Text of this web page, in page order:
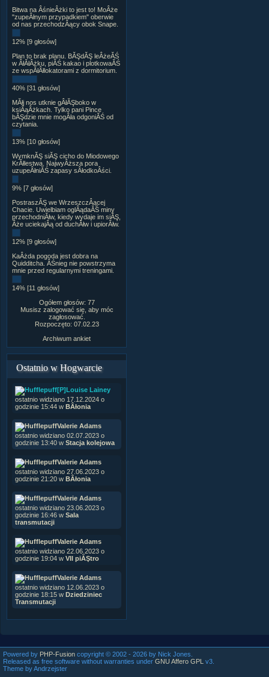
Bitwa na ÂśnieÂżki to jest to! MoÂże
"zupeÂłnym przypadkiem" oberwie
od nas przechodzÂący obok Snape.
12% [9 głosów]
Plan to brak planu. BĂŞdĂŞ leÂżeĂŚ
w ÂłĂłÂżku, piĂŚ kakao i plotkowaĂŚ
ze wspĂłÂłlokatorami z dormitorium.
40% [31 głosów]
MĂłj nos utknie gÂłĂŞboko w
ksiÂąÂżkach. Tylko pani Pince
bĂŞdzie mnie mogÂła odgoniĂŚ od
czytania.
13% [10 głosów]
WymknĂŞ siĂŞ cicho do Miodowego
KrĂłlestwa. NajwyÂższa pora
uzupeÂłniĂŚ zapasy sÂłodkoÂści.
9% [7 głosów]
PostraszĂŞ we WrzeszczÂącej
Chacie. Uwielbiam oglÂądaĂŚ miny
przechodniĂłw, kiedy wydaje im siĂŞ,
Âże uciekajÂą od duchĂłw i upiorĂłw.
12% [9 głosów]
KaÂżda pogoda jest dobra na
Quidditcha. ÂŚnieg nie powstrzyma
mnie przed regularnymi treningami.
14% [11 głosów]
Ogółem głosów: 77
Musisz zalogować się, aby móc
zagłosować.
Rozpoczęto: 07.02.23
Archiwum ankiet
Ostatnio w Hogwarcie
[P]Louise Lainey
ostatnio widziano 17.12.2024 o
godzinie 15:44 w BÂłonia
Valerie Adams
ostatnio widziano 02.07.2023 o
godzinie 13:40 w Stacja kolejowa
Valerie Adams
ostatnio widziano 27.06.2023 o
godzinie 21:20 w BÂłonia
Valerie Adams
ostatnio widziano 23.06.2023 o
godzinie 16:46 w Sala
transmutacji
Valerie Adams
ostatnio widziano 22.06.2023 o
godzinie 19:04 w VII piĂŞtro
Valerie Adams
ostatnio widziano 12.06.2023 o
godzinie 18:15 w Dziedziniec
Transmutacji
Powered by PHP-Fusion copyright © 2002 - 2026 by Nick Jones.
Released as free software without warranties under GNU Affero GPL
v3.
Theme by Andrzejster